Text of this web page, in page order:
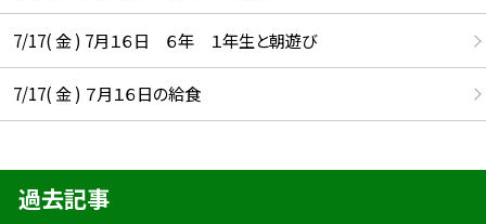
7/17( 金 ) 7月１６日 ６年 １年生と朝遊び
7/17( 金 ) ７月１６日の給食
過去記事